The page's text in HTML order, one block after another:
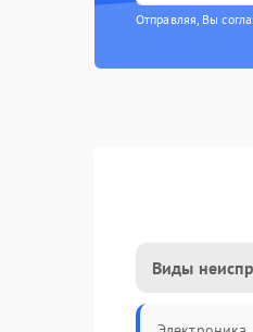
Отправляя, Вы
Виды